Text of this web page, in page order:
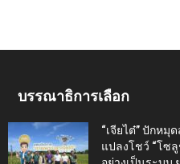
บรรณาธิการเลือก
“เจียไต๋” ปักหมุ
แปลงโชว์ “โซ